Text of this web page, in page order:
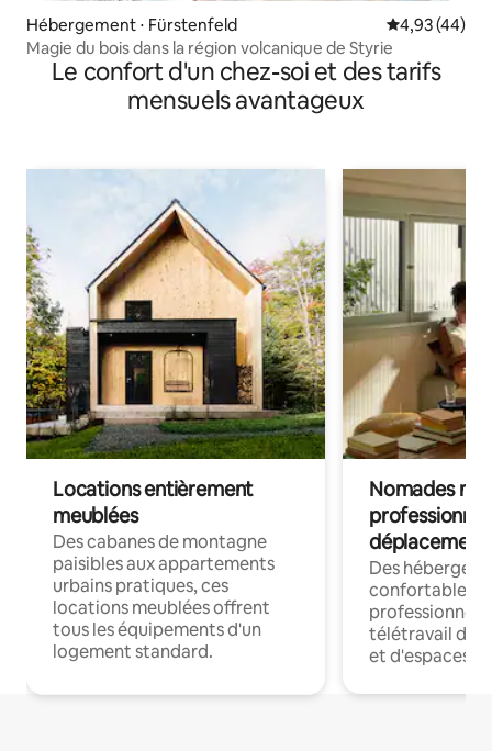
Hébergement ⋅ Fürstenfeld Évaluation
4,93 (44)
Magie du bois dans la région volcanique de Styrie
Le confort d'un chez-soi et des tarifs
mensuels avantageux
Locations entièrement
meublées
Des cabanes de montagne
paisibles aux appartements
urbains pratiques, ces
locations meublées offrent
tous les équipements d'un
logement standard.
Nomades
déplacement
Des
confortables
professionnels
télétravail
et d'espaces